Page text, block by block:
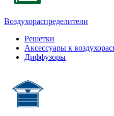
Воздухораспределители
Решетки
Аксессуары к
Диффузоры